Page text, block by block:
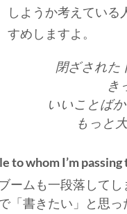
しようか考えている
すめしますよ。
閉ざされた
き
いいことば
もっと
to whom I’m
ームも一段落して
「書きたい」と思っ